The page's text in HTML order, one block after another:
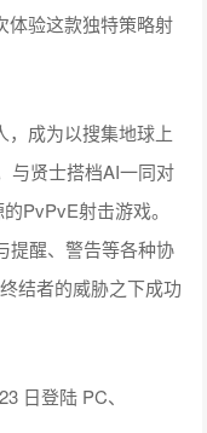
体验这款独特策略射
，成为以搜集地球上
与贤士搭档AI一同对
PvPvE射击游戏。
提醒、警告等各种协
结者的威胁之下成功
日登陆 PC、